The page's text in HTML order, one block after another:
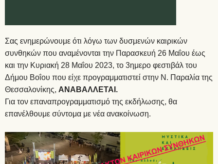
Σας ενημερώνουμε ότι λόγω των δυσμενών καιρικών
συνθηκών που αναμένονται την Παρασκευή 26 Μαΐου έως
και την Κυριακή 28 Μαΐου 2023, το 3ημερο φεστιβάλ του
Δήμου Βοΐου που είχε προγραμματιστεί στην Ν. Παραλία της
Θεσσαλονίκης, ΑΝΑΒΑΛΛΕΤΑΙ.
Για τον επαναπρογραμματισμό της εκδήλωσης, θα
επανέλθουμε σύντομα με νέα ανακοίνωση.